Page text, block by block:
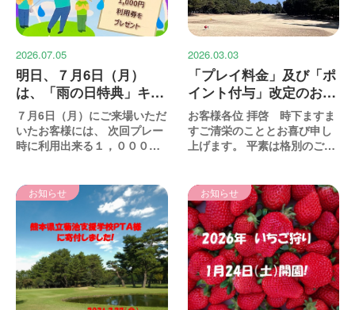
2026.07.05
明日、７月6日（月）
は、「雨の日特典」キャ
ンペーン適用日です。
７月6日（月）にご来場いただ
いたお客様には、 次回プレー
時に利用出来る１，０００円
2026.03.03
「プレイ料金」及び「ポ
イント付与」改定のお知
らせ!
お客様各位 拝啓 時下ますま
すご清栄のこととお喜び申し
上げます。 平素は格別のご愛
お知らせ お知らせ